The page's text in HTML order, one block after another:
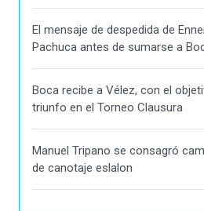
El mensaje de despedida de
Pachuca antes de sumarse a
Boca recibe a Vélez, con el
triunfo en el Torneo Clausura
Manuel Tripano se consagró
de canotaje eslalon